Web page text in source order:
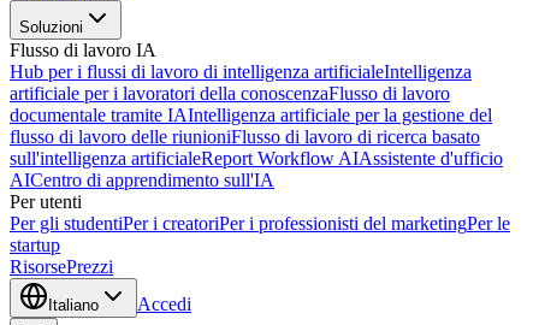
Soluzioni
Flusso di lavoro IA
Hub per i flussi di lavoro di intelligenza artificialeIntelligenza
artificiale per i lavoratori della conoscenzaFlusso di lavoro
documentale tramite IAIntelligenza artificiale per la gestione del
flusso di lavoro delle riunioniFlusso di lavoro di ricerca basato
sull'intelligenza artificialeReport Workflow AIAssistente d'ufficio
AICentro di apprendimento sull'IA
Per utenti
Per gli studentiPer i creatoriPer i professionisti del marketingPer le
startup
RisorsePrezzi
Italiano Accedi